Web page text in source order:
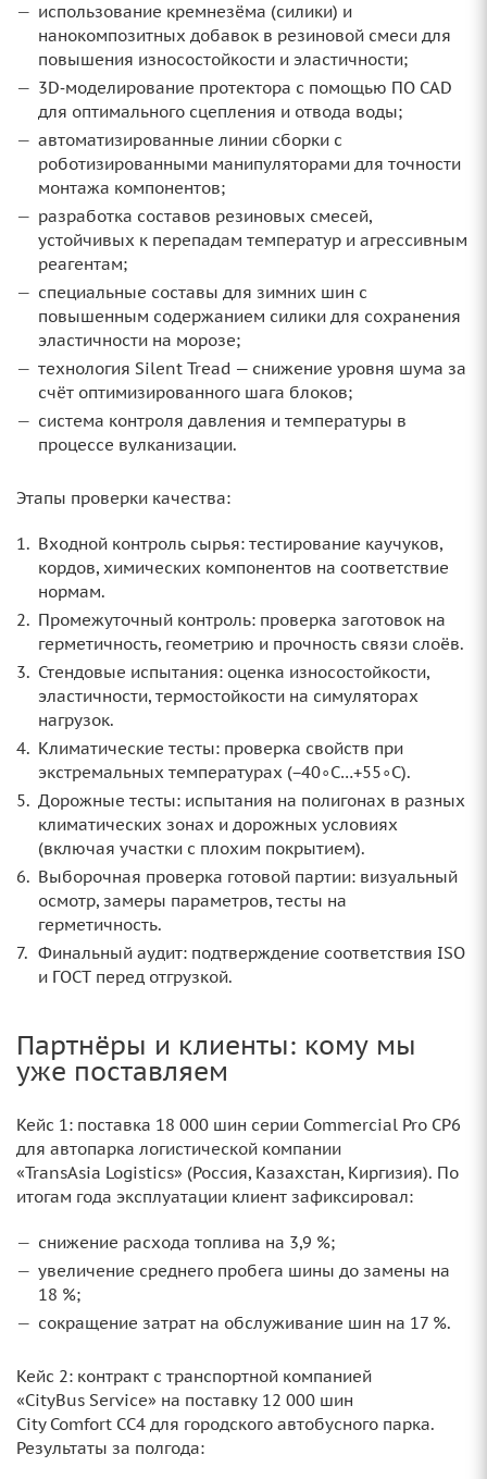
использование кремнезёма (силики) и
нанокомпозитных добавок в резиновой смеси для
повышения износостойкости и эластичности;
3D‑моделирование протектора с помощью ПО CAD
для оптимального сцепления и отвода воды;
автоматизированные линии сборки с
роботизированными манипуляторами для точности
монтажа компонентов;
разработка составов резиновых смесей,
устойчивых к перепадам температур и агрессивным
реагентам;
специальные составы для зимних шин с
повышенным содержанием силики для сохранения
эластичности на морозе;
технология Silent Tread — снижение уровня шума за
счёт оптимизированного шага блоков;
система контроля давления и температуры в
процессе вулканизации.
Этапы проверки качества:
Входной контроль сырья: тестирование каучуков,
кордов, химических компонентов на соответствие
нормам.
Промежуточный контроль: проверка заготовок на
герметичность, геометрию и прочность связи слоёв.
Стендовые испытания: оценка износостойкости,
эластичности, термостойкости на симуляторах
нагрузок.
Климатические тесты: проверка свойств при
экстремальных температурах (−40∘C…+55∘C).
Дорожные тесты: испытания на полигонах в разных
климатических зонах и дорожных условиях
(включая участки с плохим покрытием).
Выборочная проверка готовой партии: визуальный
осмотр, замеры параметров, тесты на
герметичность.
Финальный аудит: подтверждение соответствия ISO
и ГОСТ перед отгрузкой.
Партнёры и клиенты: кому мы
уже поставляем
Кейс 1: поставка 18 000 шин серии Commercial Pro CP6
для автопарка логистической компании
«TransAsia Logistics» (Россия, Казахстан, Киргизия). По
итогам года эксплуатации клиент зафиксировал:
снижение расхода топлива на 3,9 %;
увеличение среднего пробега шины до замены на
18 %;
сокращение затрат на обслуживание шин на 17 %.
Кейс 2: контракт с транспортной компанией
«CityBus Service» на поставку 12 000 шин
City Comfort CC4 для городского автобусного парка.
Результаты за полгода: